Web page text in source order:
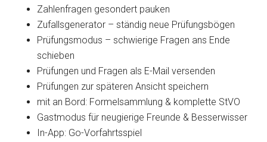
Zahlenfragen gesondert pauken
Zufallsgenerator – ständig neue Prüfungsbögen
Prüfungsmodus – schwierige Fragen ans Ende
schieben
Prüfungen und Fragen als E-Mail versenden
Prüfungen zur späteren Ansicht speichern
mit an Bord: Formelsammlung & komplette StVO
Gastmodus für neugierige Freunde & Besserwisser
In-App: Go-Vorfahrtsspiel